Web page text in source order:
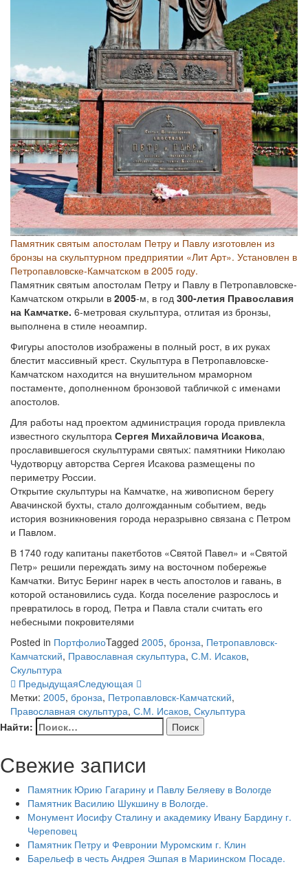
Памятник святым апостолам Петру и Павлу изготовлен из
бронзы на скульптурном предприятии «Лит Арт». Установлен в
Петропавловске-Камчатском в 2005 году.
Памятник святым апостолам Петру и Павлу в Петропавловске-
Камчатском открыли в 2005-м, в год 300-летия Православия
на Камчатке. 6-метровая скульптура, отлитая из бронзы,
выполнена в стиле неоампир.
Фигуры апостолов изображены в полный рост, в их руках
блестит массивный крест. Скульптура в Петропавловске-
Камчатском находится на внушительном мраморном
постаменте, дополненном бронзовой табличкой с именами
апостолов.
Для работы над проектом администрация города привлекла
известного скульптора Сергея Михайловича Исакова,
прославившегося скульптурами святых: памятники Николаю
Чудотворцу авторства Сергея Исакова размещены по
периметру России.
Открытие скульптуры на Камчатке, на живописном берегу
Авачинской бухты, стало долгожданным событием, ведь
история возникновения города неразрывно связана с Петром
и Павлом.
В 1740 году капитаны пакетботов «Святой Павел» и «Святой
Петр» решили переждать зиму на восточном побережье
Камчатки. Витус Беринг нарек в честь апостолов и гавань, в
которой остановились суда. Когда поселение разрослось и
превратилось в город, Петра и Павла стали считать его
небесными покровителями
Posted in ПортфолиоTagged 2005, бронза, Петропавловск-
Камчатский, Православная скульптура, С.М. Исаков,
Скульптура
ПредыдущаяСледующая
Метки: 2005, бронза, Петропавловск-Камчатский,
Православная скульптура, С.М. Исаков, Скульптура
Найти:
Свежие записи
Памятник Юрию Гагарину и Павлу Беляеву в Вологде
Памятник Василию Шукшину в Вологде.
Монумент Иосифу Сталину и академику Ивану Бардину г.
Череповец
Памятник Петру и Февронии Муромским г. Клин
Барельеф в честь Андрея Эшпая в Мариинском Посаде.